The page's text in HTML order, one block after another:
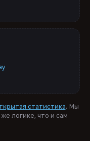
статистика. Мы
логике, что и сам